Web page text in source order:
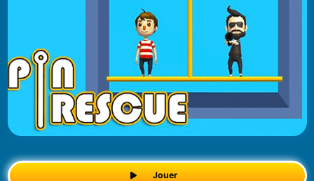
Jouer